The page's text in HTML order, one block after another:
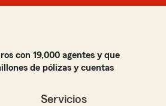
con 19,000 agentes y que
de pólizas y cuentas
Servicios